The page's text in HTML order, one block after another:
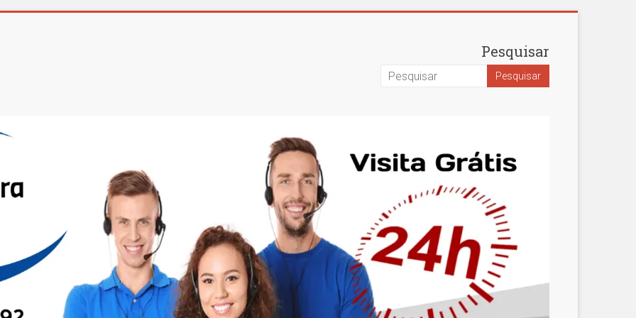
Pesquisar